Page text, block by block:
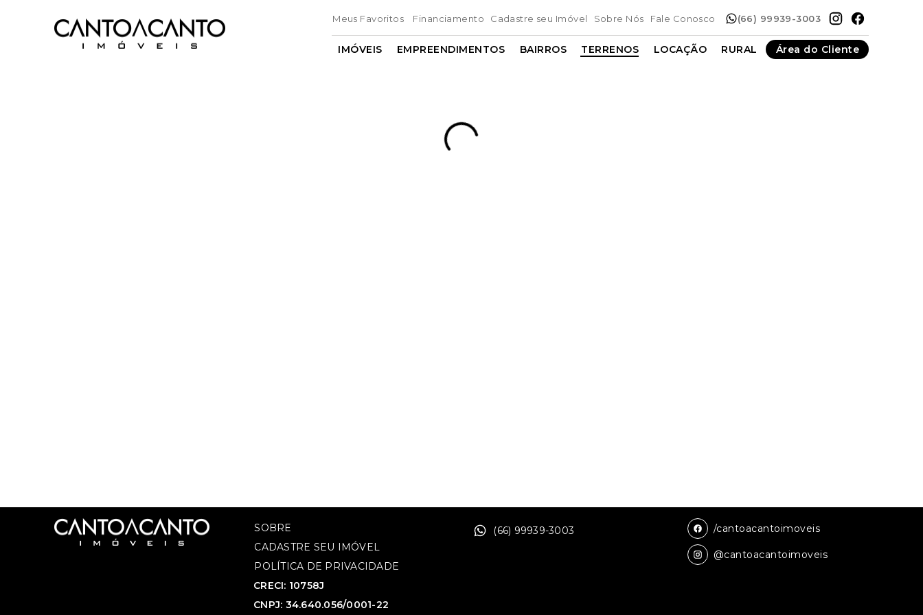
Meus Favoritos Financiamento Cadastre seu Imóvel Sobre Nós Fale Conosco (66) 99939-3003
IMÓVEIS EMPREENDIMENTOS BAIRROS TERRENOS LOCAÇÃO RURAL Área do Cliente
SOBRE
CADASTRE SEU IMÓVEL
POLÍTICA DE PRIVACIDADE
CRECI: 10758J
CNPJ: 34.640.056/0001-22
(66) 99939-3003 /cantoacantoimoveis
@cantoacantoimoveis